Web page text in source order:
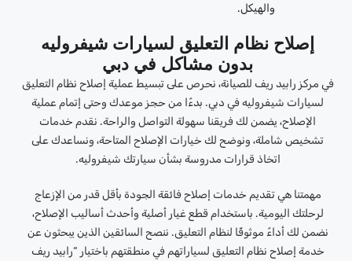
والهيكل.
إصلاح نظام التعليق لسيارات شيفروليه
بدون مشاكل في دبي
في مركز رابيد ريف للصيانة، نحرص على تبسيط عملية إصلاح نظام التعليق
لسيارات شيفروليه في دبي. بدءًا من حجز موعدك وحتى إتمام عملية
الإصلاح، يضمن لك فريقنا سهولة التواصل والراحة. نقدم خدمات
تشخيص شاملة، ونوضح لك خيارات الإصلاح المتاحة، ونساعدك على
اتخاذ قرارات مدروسة بشأن سيارتك شيفروليه.
مهمتنا هي تقديم خدمات إصلاح فائقة الجودة بأقل قدر من الإزعاج
لرحلتك اليومية. باستخدام قطع غيار أصلية وأحدث أساليب الإصلاح،
نضمن لك أداءً موثوقًا لنظام التعليق. ننصح السائقين الذين يبحثون عن
خدمة إصلاح نظام التعليق لسياراتهم في منطقتهم باختيار “رابيد ريف